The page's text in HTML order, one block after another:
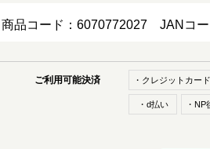
商品コード：6070772027 JANコ
ご利用可能決済 ・クレジットカード
・d払い ・NP